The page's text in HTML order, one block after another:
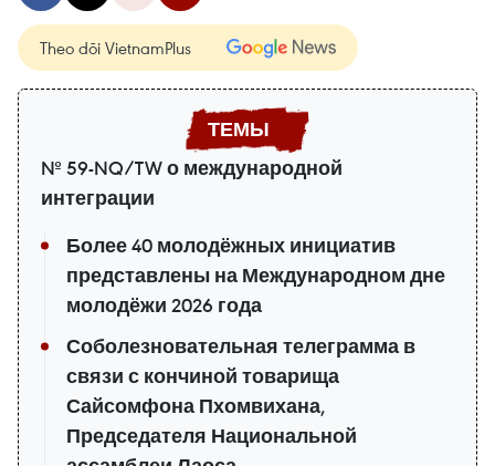
Theo dõi VietnamPlus
№ 59-NQ/TW о международной
интеграции
Более 40 молодёжных инициатив
представлены на Международном дне
молодёжи 2026 года
Соболезновательная телеграмма в
связи с кончиной товарища
Сайсомфона Пхомвихана,
Председателя Национальной